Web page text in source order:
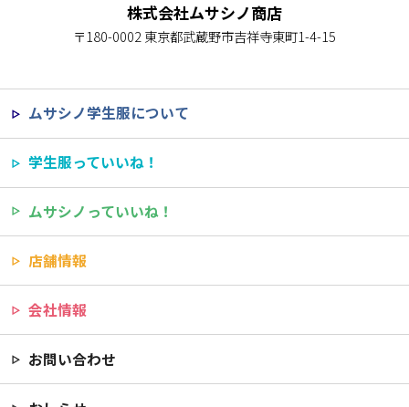
株式会社ムサシノ商店
〒180-0002 東京都武蔵野市吉祥寺東町1-4-15
ムサシノ学生服について
学生服っていいね！
ムサシノっていいね！
店舗情報
会社情報
お問い合わせ